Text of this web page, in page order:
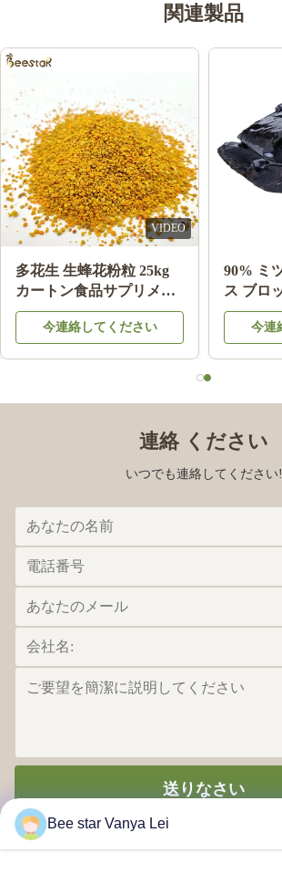
S safiyah Maghrabi,
Dec 9.2024
افضل شركة تعاملت معها ✨
関連製品
VIDEO
ーガニック
リー 自然
ださい
多花生 生蜂花粉粒 25kg
カートン食品サプリメン
ト
今連絡してください
連絡 ください
いつでも連絡してください!
送りなさい
Bee star Vanya Lei